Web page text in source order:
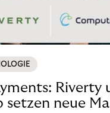
Riverty
setzen neue